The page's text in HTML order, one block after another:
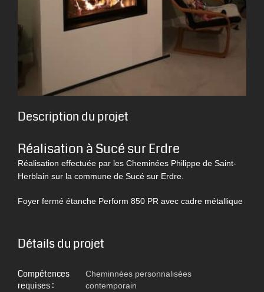
Description du projet
Réalisation à Sucé sur Erdre
Réalisation effectuée par les Cheminées Philippe de Saint-
Herblain sur la commune de Sucé sur Erdre.
Foyer fermé étanche Perform 850 PR avec cadre métallique
Détails du projet
Compétences
requises :
Cheminnées personnalisées
contemporain